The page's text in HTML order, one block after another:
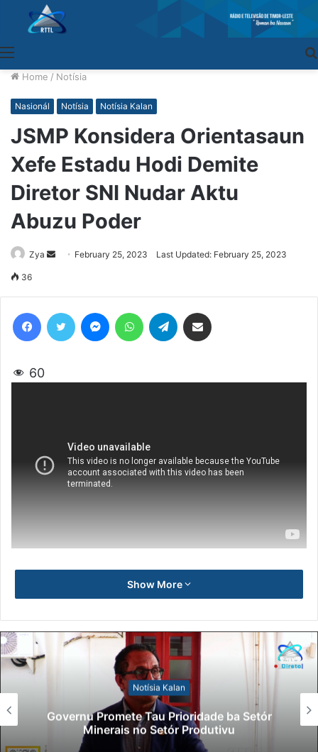
Home / Notísia
Nasionál Notísia Notísia Kalan
JSMP Konsidera Orientasaun
Xefe Estadu Hodi Demite
Diretor SNI Nudar Aktu
Abuzu Poder
Zya
SendFebruary 25, 2023 Last Updated: February 25, 2023
36
60
Show More
Notísia Kalan
Governu Promete Tau Prioridade ba Setór
Minerais no Setór Produtivu